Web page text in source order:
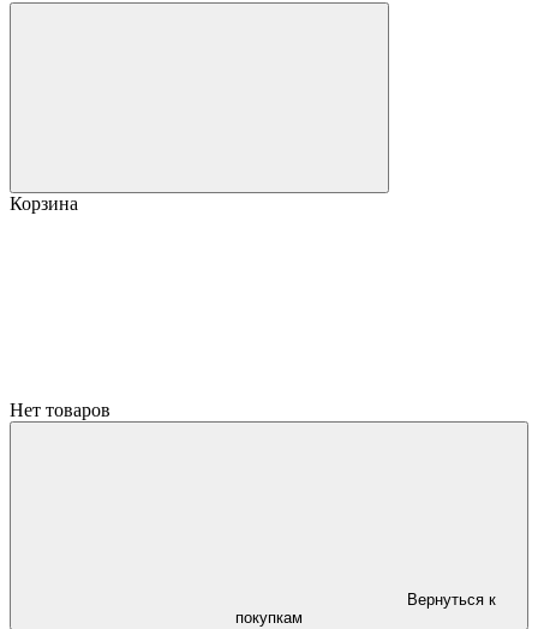
Корзина
Нет товаров
Вернуться к
покупкам